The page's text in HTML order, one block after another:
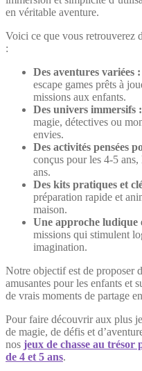
en véritable aventure.
Voici ce que vous retrouverez
:
Des aventures variées :
escape games prêts à
missions aux enfants.
Des univers immersifs :
magie, détectives ou
envies.
Des activités pensées
conçus pour les 4-5 ans,
ans.
Des kits pratiques et
préparation rapide et
maison.
Une approche ludique
missions qui stimulent
imagination.
Notre objectif est de proposer
amusantes pour les enfants et
de vrais moments de partage
Pour faire découvrir aux plus
de magie, de défis et
nos jeux de chasse au
de 4 et 5 ans.